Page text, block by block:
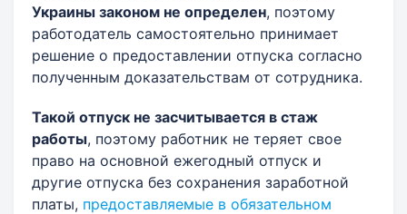
Украины законом не определен, поэтому
работодатель самостоятельно принимает
решение о предоставлении отпуска согласно
полученным доказательствам от сотрудника.
Такой отпуск не засчитывается в стаж
работы, поэтому работник не теряет свое
право на основной ежегодный отпуск и
другие отпуска без сохранения заработной
платы, предоставляемые в обязательном